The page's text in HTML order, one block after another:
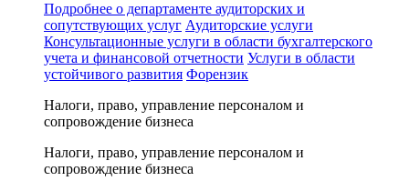
Подробнее о департаменте аудиторских и
сопутствующих услуг Аудиторские услуги
Консультационные услуги в области бухгалтерского
учета и финансовой отчетности Услуги в области
устойчивого развития Форензик
Налоги, право, управление персоналом и
сопровождение бизнеса
Налоги, право, управление персоналом и
сопровождение бизнеса